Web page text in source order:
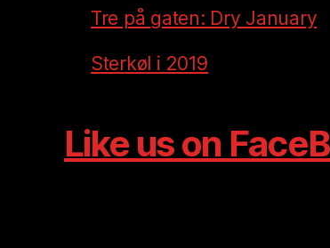
Tre på gaten: Dry January
Sterkøl i 2019
Like us on